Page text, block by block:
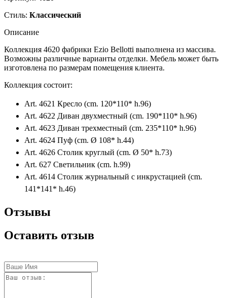
Стиль: Классический
Описание
Коллекция 4620 фабрики Ezio Bellotti выполнена из массива.
Возможны различные варианты отделки. Мебель может быть
изготовлена по размерам помещения клиента.
Коллекция состоит:
Art. 4621 Кресло (cm. 120*110* h.96)
Art. 4622 Диван двухместный (cm. 190*110* h.96)
Art. 4623 Диван трехместный (cm. 235*110* h.96)
Art. 4624 Пуф (cm. Ø 108* h.44)
Art. 4626 Столик круглый (cm. Ø 50* h.73)
Art. 627 Светильник (cm. h.99)
Art. 4614 Столик журнальный с инкрустацией (cm.
141*141* h.46)
Отзывы
Оставить отзыв